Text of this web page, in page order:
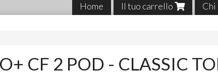
Home Il tuo carrello Chi
CF 2 POD - CLASSIC